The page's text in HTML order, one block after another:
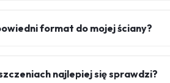
format do mojej ściany?
najlepiej się sprawdzi?